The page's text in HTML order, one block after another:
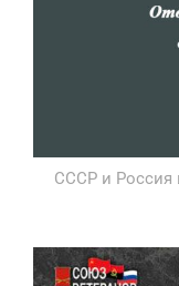
СССР и Россия